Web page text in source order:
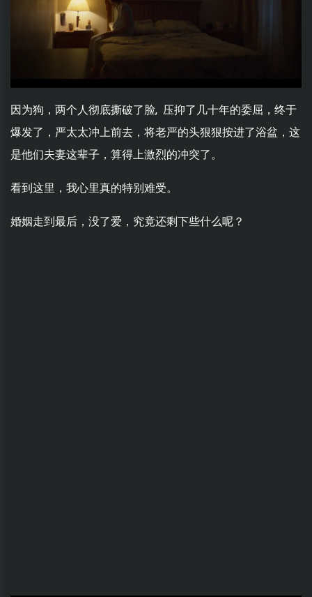
因为狗，两个人彻底撕破了脸, 压抑了几十年的委屈，终于
爆发了，严太太冲上前去，将老严的头狠狠按进了浴盆，这
是他们夫妻这辈子，算得上激烈的冲突了。
看到这里，我心里真的特别难受。
婚姻走到最后，没了爱，究竟还剩下些什么呢？